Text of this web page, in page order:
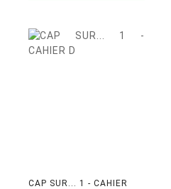
CAP SUR... 1 - CAHIER